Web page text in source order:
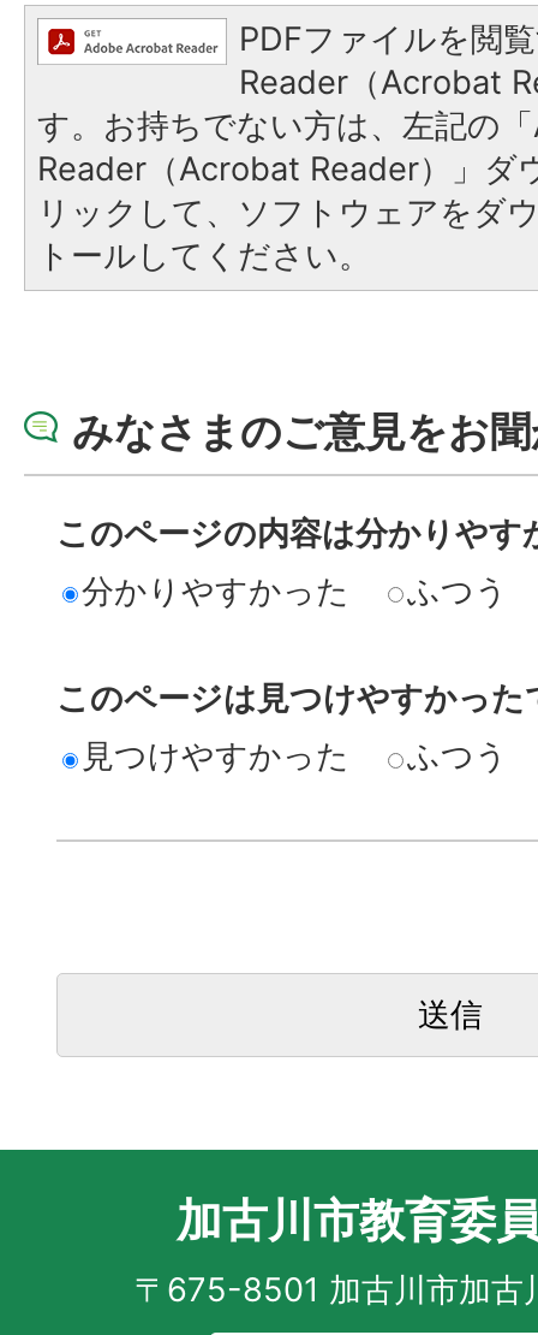
PDFファイルを閲
Reader（Acrobat
す。お持ちでない方は、左記の
Reader（Acrobat Reader）」ダ
リックして、ソフトウェアをダ
トールしてください。
みなさまのご意見をお
このページの内容は分かりやす
分かりやすかった
ふつう
このページは見つけやすかった
見つけやすかった
ふつう
加古川市教育委
〒675-8501 加古川市加古